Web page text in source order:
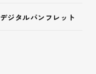
デジタルパンフレット